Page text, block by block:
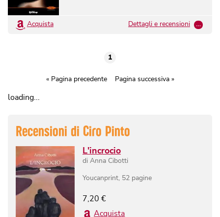
Acquista Dettagli e recensioni …
1
« Pagina precedente Pagina successiva »
loading...
Recensioni di Ciro Pinto
L'incrocio
di Anna Cibotti
Youcanprint, 52 pagine
7,20 €
Acquista